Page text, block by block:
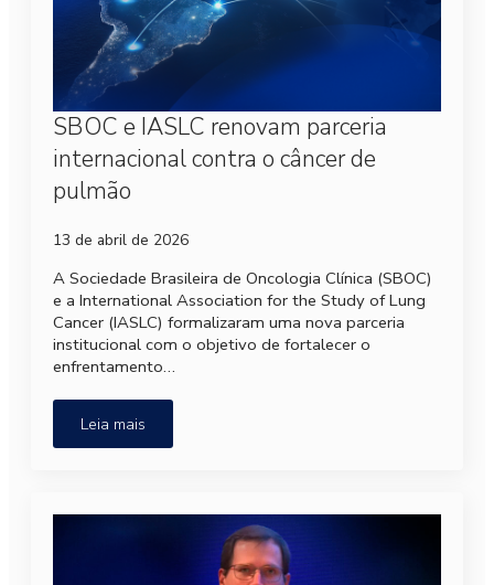
SBOC e IASLC renovam parceria
internacional contra o câncer de
pulmão
13 de abril de 2026
A Sociedade Brasileira de Oncologia Clínica (SBOC)
e a International Association for the Study of Lung
Cancer (IASLC) formalizaram uma nova parceria
institucional com o objetivo de fortalecer o
enfrentamento…
Leia mais